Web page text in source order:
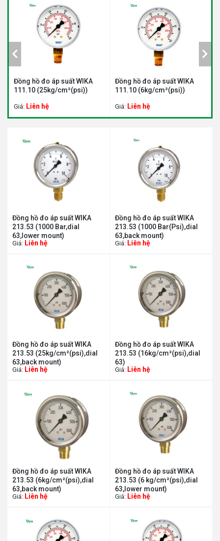
Đồng hồ đo áp suất WIKA
111.10 (25kg/cm²(psi))
Giá: Liên hệ
Đồng hồ đo áp suất WIKA
111.10 (6kg/cm²(psi))
Giá: Liên hệ
Đồng hồ đo áp suất WIKA
213.53 (1000 Bar,dial
63,lower mount)
Giá: Liên hệ
Đồng hồ đo áp suất WIKA
213.53 (1000 Bar(Psi),dial
63,back mount)
Giá: Liên hệ
Đồng hồ đo áp suất WIKA
213.53 (25kg/cm²(psi),dial
63,back mount)
Giá: Liên hệ
Đồng hồ đo áp suất WIKA
213.53 (16kg/cm²(psi),dial
63)
Giá: Liên hệ
Đồng hồ đo áp suất WIKA
213.53 (6kg/cm²(psi),dial
63,back mount)
Giá: Liên hệ
Đồng hồ đo áp suất WIKA
213.53 (6 kg/cm²(psi),dial
63,lower mount)
Giá: Liên hệ